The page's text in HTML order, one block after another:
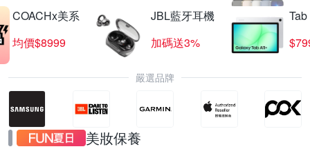
COACHx美系
均價$8999
JBL藍牙耳機
加碼送3%
嚴選品牌
美妝保養